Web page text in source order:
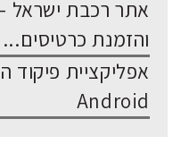
אתר רכבת ישראל
והזמנת כרטיסים...
אפליקציית
Android